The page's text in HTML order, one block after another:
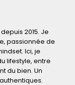
2015. Je
passionnée de
Ici, je
lifestyle, entre
du bien. Un